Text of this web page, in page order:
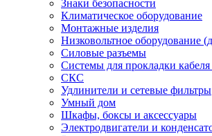
Знаки безопасности
Климатическое оборудование
Монтажные изделия
Низковольтное оборудование
Силовые разъемы
Системы для прокладки
СКС
Удлинители и сетевые фильтры
Умный дом
Шкафы, боксы и аксессуары
Электродвигатели и